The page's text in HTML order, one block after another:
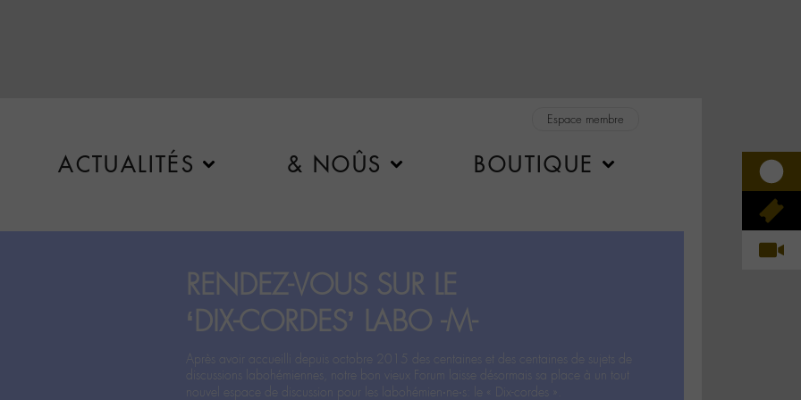
Espace membre
ACTUALITÉS & NOÛS BOUTIQUE
RENDEZ-VOUS SUR LE
‘DIX-CORDES’ LABO -M-
Après avoir accueilli depuis octobre 2015 des centaines et des centaines de sujets de
discussions labohémiennes, notre bon vieux Forum laisse désormais sa place à un tout
nouvel espace de discussion pour les labohémien‧ne‧s: le « Dix-cordes ».